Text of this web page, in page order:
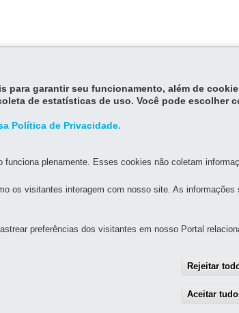
17h30
- Edifício Presidente Caetano Munhoz da Rocha
para garantir seu funcionamento, além de
de estatísticas de uso. Você pode escolher
Política de Privacidade.
plenamente. Esses cookies não coletam
os visitantes interagem com nosso site. As informações
preferências dos visitantes em nosso Portal
Rejeitar
Aceitar tudo